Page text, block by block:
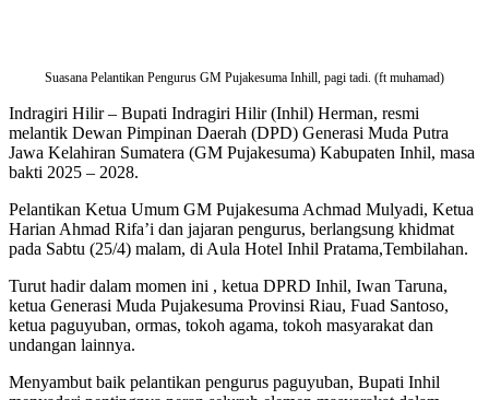
Suasana Pelantikan Pengurus GM Pujakesuma Inhill, pagi tadi. (ft muhamad)
Indragiri Hilir – Bupati Indragiri Hilir (Inhil) Herman, resmi
melantik Dewan Pimpinan Daerah (DPD) Generasi Muda Putra
Jawa Kelahiran Sumatera (GM Pujakesuma) Kabupaten Inhil, masa
bakti 2025 – 2028.
Pelantikan Ketua Umum GM Pujakesuma Achmad Mulyadi, Ketua
Harian Ahmad Rifa’i dan jajaran pengurus, berlangsung khidmat
pada Sabtu (25/4) malam, di Aula Hotel Inhil Pratama,Tembilahan.
Turut hadir dalam momen ini , ketua DPRD Inhil, Iwan Taruna,
ketua Generasi Muda Pujakesuma Provinsi Riau, Fuad Santoso,
ketua paguyuban, ormas, tokoh agama, tokoh masyarakat dan
undangan lainnya.
Menyambut baik pelantikan pengurus paguyuban, Bupati Inhil